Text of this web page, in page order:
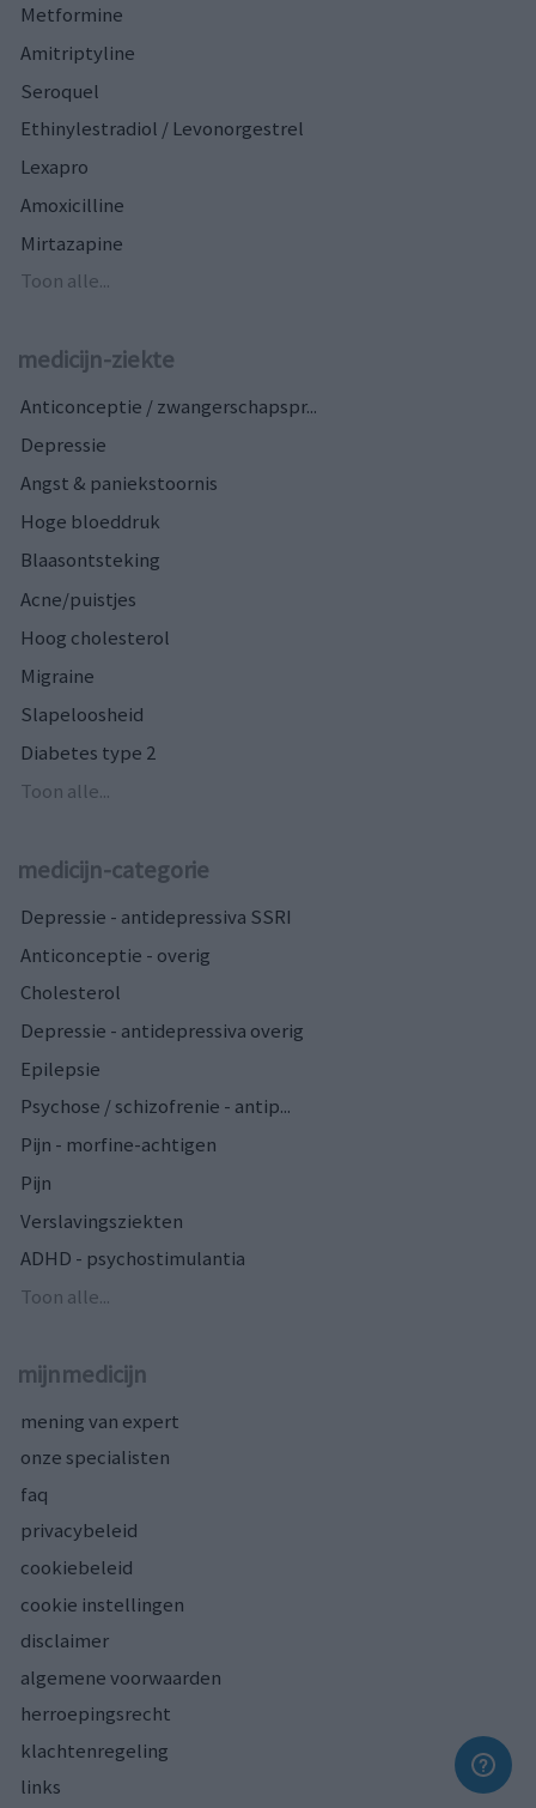
Metformine
Amitriptyline
Seroquel
Ethinylestradiol / Levonorgestrel
Lexapro
Amoxicilline
Mirtazapine
Toon alle...
medicijn-ziekte
Anticonceptie / zwangerschapspr...
Depressie
Angst & paniekstoornis
Hoge bloeddruk
Blaasontsteking
Acne/puistjes
Hoog cholesterol
Migraine
Slapeloosheid
Diabetes type 2
Toon alle...
medicijn-categorie
Depressie - antidepressiva SSRI
Anticonceptie - overig
Cholesterol
Depressie - antidepressiva overig
Epilepsie
Psychose / schizofrenie - antip...
Pijn - morfine-achtigen
Pijn
Verslavingsziekten
ADHD - psychostimulantia
Toon alle...
mijnmedicijn
mening van expert
onze specialisten
faq
privacybeleid
cookiebeleid
cookie instellingen
disclaimer
algemene voorwaarden
herroepingsrecht
klachtenregeling
links